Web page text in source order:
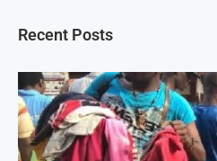
Recent Posts